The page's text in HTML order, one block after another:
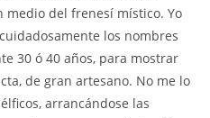
medio del frenesí místico. Yo
los nombres
30 ó 40 años, para mostrar
de gran artesano. No me lo
arrancándose las